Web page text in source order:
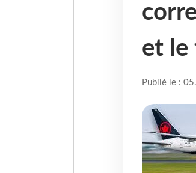
et le
Publié le :